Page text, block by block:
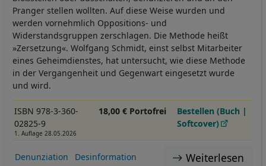
Pranger stellen wollten. Auf diese Weise wurden und
werden vornehmlich Oppositions- und
Widerstandsgruppen zerschlagen. Die Methode heißt
»Zersetzung«. Wolfgang Schmidt, einst selbst Mitarbeiter
eines Geheimdienstes, hat untersucht, wie diese Methode
in der Vergangenheit und Gegenwart eingesetzt wurde
und wird.
ISBN 978-3-360-
02825-9
1. Auflage 28.05.2026
18,00 € Portofrei
Bestellen (Buch |
Softcover)
Weiterlesen
Denunziation
Desinformation